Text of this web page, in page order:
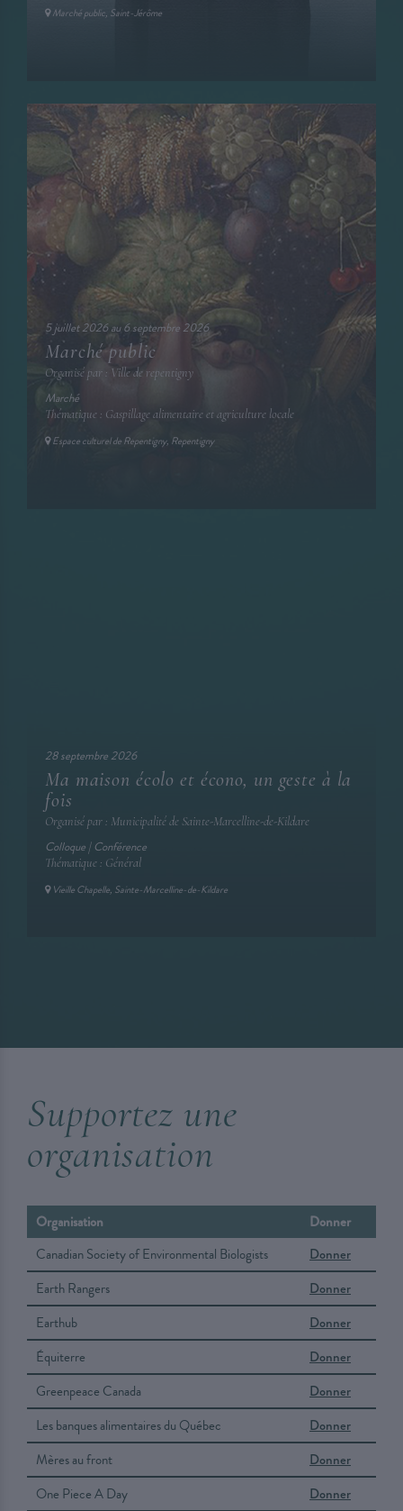
Marché public, Saint-Jérôme
5 juillet 2026 au 6 septembre 2026
Marché public
Organisé par : Ville de repentigny
Marché
Thématique : Gaspillage alimentaire et agriculture locale
Espace culturel de Repentigny, Repentigny
28 septembre 2026
Ma maison écolo et écono, un geste à la
fois
Organisé par : Municipalité de Sainte-Marcelline-de-Kildare
Colloque | Conférence
Thématique : Général
Vieille Chapelle, Sainte-Marcelline-de-Kildare
Supportez une
organisation
Organisation
Donner
Canadian Society of Environmental Biologists
Donner
Earth Rangers
Donner
Earthub
Donner
Équiterre
Donner
Greenpeace Canada
Donner
Les banques alimentaires du Québec
Donner
Mères au front
Donner
One Piece A Day
Donner